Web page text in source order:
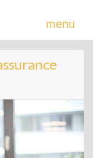
menu